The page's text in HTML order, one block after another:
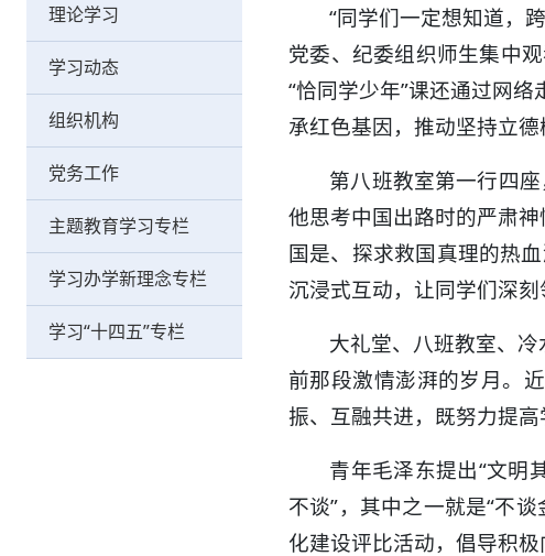
理论学习
学习动态
组织机构
党务工作
主题教育学习专栏
学习办学新理念专栏
学习“十四五”专栏
“同学们一定想知道，
党委、纪委组织师生集中
“恰同学少年”课还通过网
承红色基因，推动坚持立
第八班教室第一行四
他思考中国出路时的严肃
国是、探求救国真理的热
沉浸式互动，让同学们深刻
大礼堂、八班教室、
前那段激情澎湃的岁月。
振、互融共进，既努力提
青年毛泽东提出“文明
不谈”，其中之一就是“不
化建设评比活动，倡导积极